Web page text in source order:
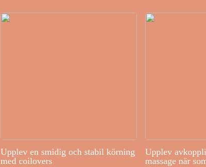
Upplev en smidig och stabil körning
med coilovers
Upplev
massage när